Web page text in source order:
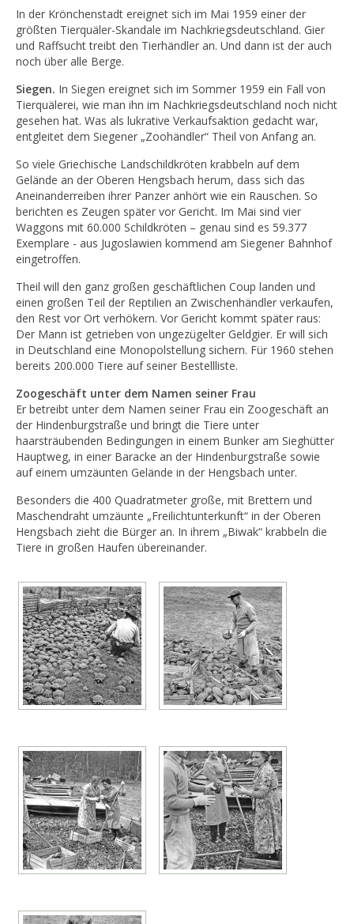
In der Krönchenstadt ereignet sich im Mai 1959 einer der
größten Tierquäler-Skandale im Nachkriegsdeutschland. Gier
und Raffsucht treibt den Tierhändler an. Und dann ist der auch
noch über alle Berge.
Siegen. In Siegen ereignet sich im Sommer 1959 ein Fall von
Tierquälerei, wie man ihn im Nachkriegsdeutschland noch nicht
gesehen hat. Was als lukrative Verkaufsaktion gedacht war,
entgleitet dem Siegener „Zoohändler“ Theil von Anfang an.
So viele Griechische Landschildkröten krabbeln auf dem
Gelände an der Oberen Hengsbach herum, dass sich das
Aneinanderreiben ihrer Panzer anhört wie ein Rauschen. So
berichten es Zeugen später vor Gericht. Im Mai sind vier
Waggons mit 60.000 Schildkröten – genau sind es 59.377
Exemplare - aus Jugoslawien kommend am Siegener Bahnhof
eingetroffen.
Theil will den ganz großen geschäftlichen Coup landen und
einen großen Teil der Reptilien an Zwischenhändler verkaufen,
den Rest vor Ort verhökern. Vor Gericht kommt später raus:
Der Mann ist getrieben von ungezügelter Geldgier. Er will sich
in Deutschland eine Monopolstellung sichern. Für 1960 stehen
bereits 200.000 Tiere auf seiner Bestellliste.
Zoogeschäft unter dem Namen seiner Frau
Er betreibt unter dem Namen seiner Frau ein Zoogeschäft an
der Hindenburgstraße und bringt die Tiere unter
haarsträubenden Bedingungen in einem Bunker am Sieghütter
Hauptweg, in einer Baracke an der Hindenburgstraße sowie
auf einem umzäunten Gelände in der Hengsbach unter.
Besonders die 400 Quadratmeter große, mit Brettern und
Maschendraht umzäunte „Freilichtunterkunft“ in der Oberen
Hengsbach zieht die Bürger an. In ihrem „Biwak“ krabbeln die
Tiere in großen Haufen übereinander.